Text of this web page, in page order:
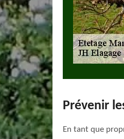
Prévenir
En tant que